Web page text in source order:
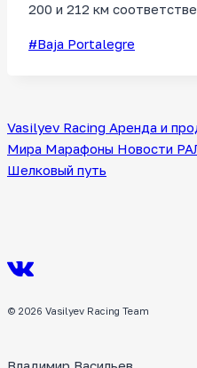
200 и 212 км
Метки
#Baja Portalegre
Vasilyev Racing Аренда и
Мира Марафоны Новости
Шелковый путь
© 2026 Vasilyev Racing Team